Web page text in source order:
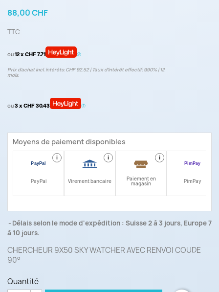
88,00 CHF
TTC
ou12 x CHF 7.71
Prix d’achat incl. intérêts: CHF 92.52 | Taux d‘intérêt effectif: 9.90% | 12
mois.
ou3 x CHF 30.43
Moyens de paiement disponibles
i
PayPal
i
Virement bancaire
i
Paiement en
magasin PimPay
Délais selon le mode d'expédition : Suisse 2 à 3 jours, Europe 7
à 10 jours.
CHERCHEUR 9X50 SKY WATCHER AVEC RENVOI COUDE
90°
Quantité